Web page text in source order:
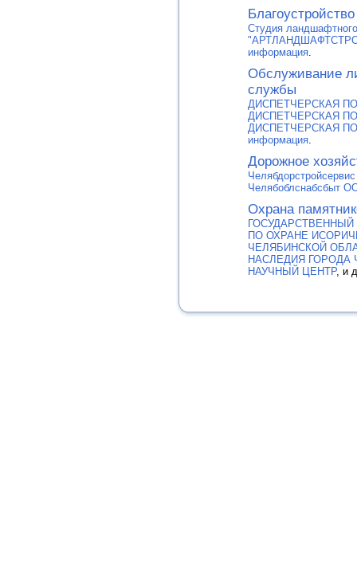
Студия
информация.
Обслуживание
службы
ДИСПЕТЧЕРСКАЯ
ДИСПЕТЧЕРСКАЯ
ДИСПЕТЧЕРСКАЯ
информация.
Дорожное
Челябоблснабсбыт
Охрана
ПО ОХРАНЕ
ЧЕЛЯБИНСКОЙ
НАСЛЕДИЯ ГОРОДА
НАУЧНЫЙ ЦЕНТР, и